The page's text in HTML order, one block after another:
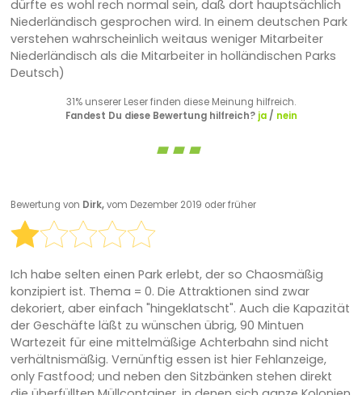
dürfte es wohl rech normal sein, daß dort hauptsächlich
Niederländisch gesprochen wird. In einem deutschen Park
verstehen wahrscheinlich weitaus weniger Mitarbeiter
Niederländisch als die Mitarbeiter in holländischen Parks
Deutsch)
31% unserer Leser finden diese Meinung hilfreich.
Fandest Du diese Bewertung hilfreich? ja/ nein
Bewertung von Dirk,vom Dezember 2019 oder früher
Ich habe selten einen Park erlebt, der so Chaosmäßig
konzipiert ist. Thema = 0. Die Attraktionen sind zwar
dekoriert, aber einfach "hingeklatscht". Auch die Kapazität
der Geschäfte läßt zu wünschen übrig, 90 Mintuen
Wartezeit für eine mittelmäßige Achterbahn sind nicht
verhältnismäßig. Vernünftig essen ist hier Fehlanzeige,
only Fastfood; und neben den Sitzbänken stehen direkt